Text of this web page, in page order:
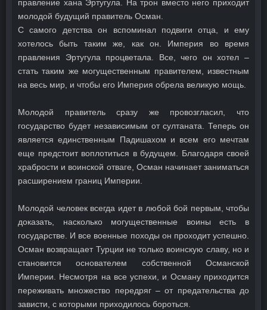
правление хана Эртугула. На трон вместо него приходит
молодой будущий правитель Осман.
С самого детства он вспоминал подвиги отца, и ему
хотелось быть таким же, как он. Империя во время
правления Эртугула процветала. Все, чего он хотел –
стать таким же могущественным правителем, известным
на весь мир, и чтобы его Империя обрела великую мощь.
Молодой правитель сразу же провозгласил, что
государство будет независимым от султаната. Теперь он
является единственным Падишахом и всем его мечтам
еще предстоит воплотиться в будущем. Благодаря своей
храбрости и воинской отваге, Осман начинает заниматься
расширением границ Империи.
Молодой человек всегда идет в любой бой первым, чтобы
доказать, насколько могущественные воины есть в
государстве. И все военные походы он проходит успешно.
Осман возвращает Турции не только воинскую славу, но и
становится основателем собственной Османской
Империи. Несмотря на все успехи, и Осману приходится
переживать множество передряг – от предательства до
зависти, с которыми приходилось бороться.